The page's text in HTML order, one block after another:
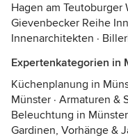
Hagen am
Gievenbecker Reihe
Innenarchitekten ·
Expertenkategorien in
Küchenplanung in
Münster · Armaturen &
Beleuchtung in Münster
Gardinen, Vorhänge &